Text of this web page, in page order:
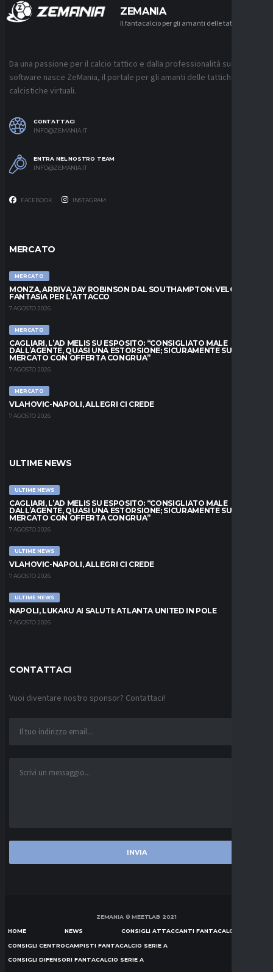
ZEMANIA
Il fantacalcio per gli amanti delle tattiche
Da una passione per il calcio tattico e dalla professionalità sui
software nasce ZeMania, il portale per gli amanti delle tattiche
calcistiche virtuali.
CONTATTACI
INFO@ZEMANIA.IT
ENTRA NEL NOSTRO TEAM
INFO@ZEMANIA.IT
FACEBOOK INSTAGRAM
MERCATO
MERCATO
MONZA, ARRIVA JAY ROBINSON DAL SOUTHAMPTON: VELOCITÀ E
FANTASIA PER L’ATTACCO
7 AGOSTO 2026
MERCATO
CAGLIARI, L’AD MELIS SU ESPOSITO: “CONSIGLIATO MALE
DALL’AGENTE, QUASI UNA ESTORSIONE; SICURAMENTE SUL
MERCATO CON OFFERTA CONGRUA”
7 AGOSTO 2026
MERCATO
VLAHOVIC-NAPOLI, ALLEGRI CI CREDE
7 AGOSTO 2026
ULTIME NEWS
ULTIME NEWS
CAGLIARI, L’AD MELIS SU ESPOSITO: “CONSIGLIATO MALE
DALL’AGENTE, QUASI UNA ESTORSIONE; SICURAMENTE SUL
MERCATO CON OFFERTA CONGRUA”
7 AGOSTO 2026
ULTIME NEWS
VLAHOVIC-NAPOLI, ALLEGRI CI CREDE
7 AGOSTO 2026
ULTIME NEWS
NAPOLI, LUKAKU AI SALUTI: ATLANTA UNITED IN POLE
7 AGOSTO 2026
CONTATTACI
Vuoi diventare nostro sponsor? Contattaci!
ZEMANIA © MEETLAB 2021
HOME NEWS CONSIGLI ATTACCANTI FANTACALCIO SERIE A
CONSIGLI CENTROCAMPISTI FANTACALCIO SERIE A
CONSIGLI DIFENSORI FANTACALCIO SERIE A